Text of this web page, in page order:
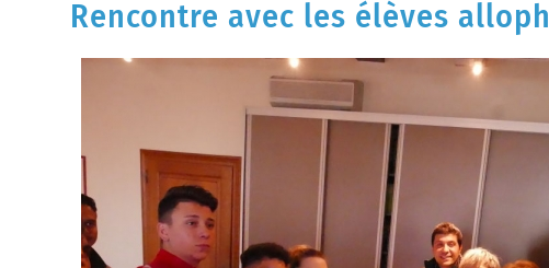
Rencontre avec les élèves